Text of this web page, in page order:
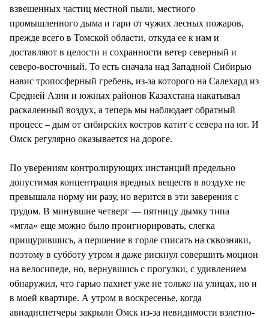
взвешенных частиц местной пыли, местного
промышленного дыма и гари от чужих лесных пожаров,
прежде всего в Томской области, откуда ее к нам и
доставляют в целости и сохранности ветер северный и
северо-восточный. То есть сначала над Западной Сибирью
навис тропосферный гребень, из-за которого на Салехард из
Средней Азии и южных районов Казахстана накатывал
раскаленный воздух, а теперь мы наблюдает обратный
процесс – дым от сибирских костров катит с севера на юг. И
Омск регулярно оказывается на дороге.
По уверениям контролирующих инстанций предельно
допустимая концентрация вредных веществ в воздухе не
превышала норму ни разу, но верится в эти заверения с
трудом. В минувшие четверг — пятницу дымку типа
«мгла» еще можно было проигнорировать, слегка
прищурившись, а першение в горле списать на сквозняки,
поэтому в субботу утром я даже рискнул совершить моцион
на велосипеде, но, вернувшись с прогулки, с удивлением
обнаружил, что гарью пахнет уже не только на улицах, но и
в моей квартире. А утром в воскресенье, когда
авиадиспетчеры закрыли Омск из-за невидимости взлетно-